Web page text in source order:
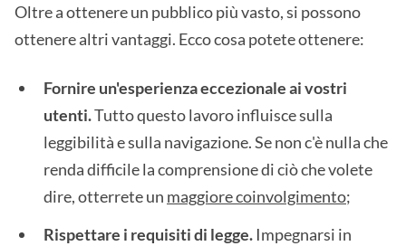
Oltre a ottenere un pubblico più vasto, si possono
ottenere altri vantaggi. Ecco cosa potete ottenere:
Fornire un'esperienza eccezionale ai vostri
utenti.Tutto questo lavoro influisce sulla
leggibilità e sulla navigazione. Se non c'è nulla che
renda difficile la comprensione di ciò che volete
dire, otterrete un maggiore coinvolgimento;
Rispettare i requisiti di legge. Impegnarsi in